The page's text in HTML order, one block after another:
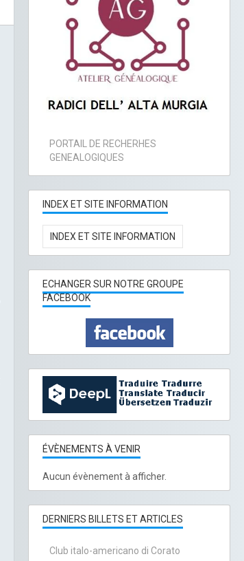
PORTAIL DE RECHERHES
GENEALOGIQUES
INDEX ET SITE INFORMATION
INDEX ET SITE INFORMATION
ECHANGER SUR NOTRE GROUPE
FACEBOOK
ÉVÈNEMENTS À VENIR
Aucun évènement à afficher.
DERNIERS BILLETS ET ARTICLES
Club italo-americano di Corato